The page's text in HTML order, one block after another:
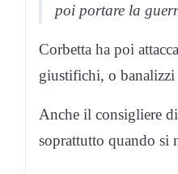
poi portare la
Corbetta ha poi
giustifichi, o banalizzi
Anche il consigliere
soprattutto quando si